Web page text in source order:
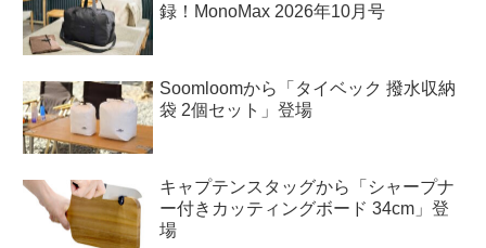
録！MonoMax 2026年10月号
Soomloomから「タイベック 撥水収納
袋 2個セット」登場
キャプテンスタッグから「シャープナ
ー付きカッティングボード 34cm」登
場